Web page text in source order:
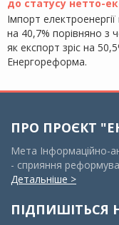
до статусу нетто-
Імпорт
на 40,7% порівняно з
як експорт зріс на
Енергореформа.
ПРО ПРОЄКТ
Мета Інформаційно-
- сприяння
Детальніше >
ПІДПИШІТЬСЯ